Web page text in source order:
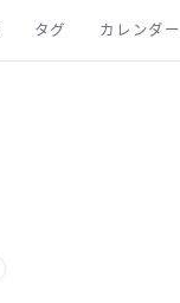
タグ カレンダー